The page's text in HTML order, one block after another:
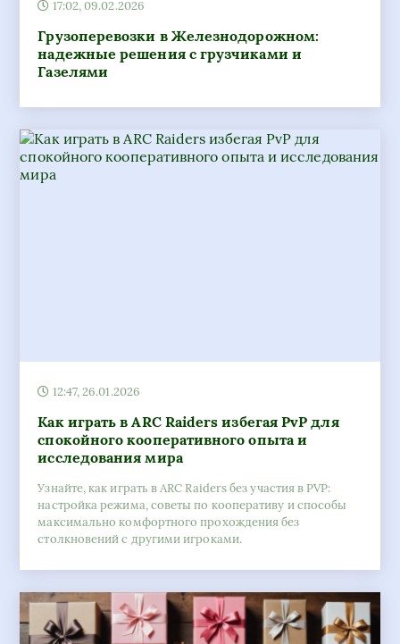
Грузоперевозки в Железнодорожном:
надежные решения с грузчиками и
Газелями
12:47, 26.01.2026
Как играть в ARC Raiders избегая PvP для
спокойного кооперативного опыта и
исследования мира
Узнайте, как играть в ARC Raiders без участия в PVP:
настройка режима, советы по кооперативу и способы
максимально комфортного прохождения без
столкновений с другими игроками.